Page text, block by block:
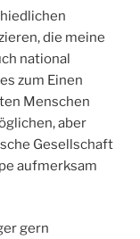
die meine
national
zum Einen
Menschen
aber
Gesellschaft
aufmerksam
gern